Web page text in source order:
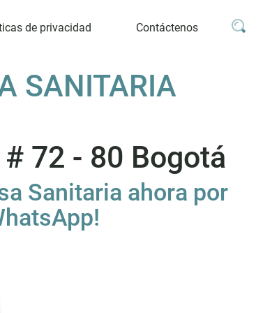
de privacidad Contáctenos
SANITARIA
72 - 80 Bogotá
Sanitaria ahora por